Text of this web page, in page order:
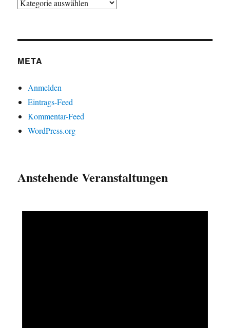
META
Anmelden
Eintrags-Feed
Kommentar-Feed
WordPress.org
Anstehende Veranstaltungen